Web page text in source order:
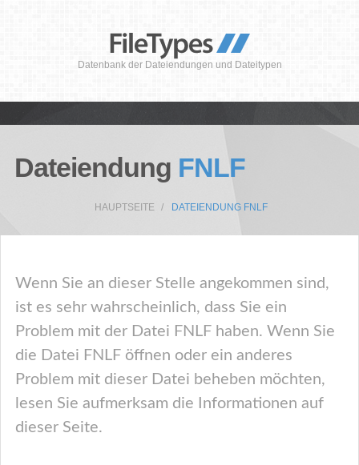
Datenbank der Dateiendungen und Dateitypen
Dateiendung FNLF
HAUPTSEITE DATEIENDUNG FNLF
Wenn Sie an dieser Stelle angekommen sind,
ist es sehr wahrscheinlich, dass Sie ein
Problem mit der Datei FNLF haben. Wenn Sie
die Datei FNLF öffnen oder ein anderes
Problem mit dieser Datei beheben möchten,
lesen Sie aufmerksam die Informationen auf
dieser Seite.